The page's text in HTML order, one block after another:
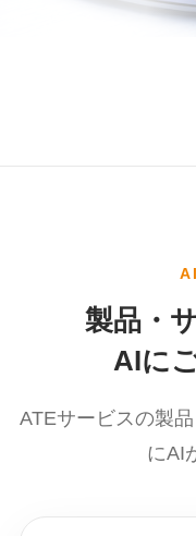
製品・
AIに
ATEサービスの製
にAI